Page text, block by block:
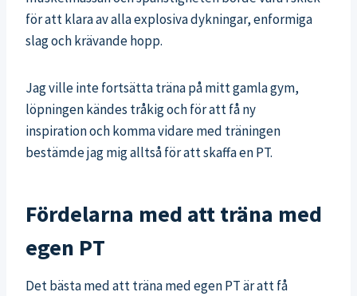
för att klara av alla explosiva dykningar, enformiga
slag och krävande hopp.
Jag ville inte fortsätta träna på mitt gamla gym,
löpningen kändes tråkig och för att få ny
inspiration och komma vidare med träningen
bestämde jag mig alltså för att skaffa en PT.
Fördelarna med att träna med
egen PT
Det bästa med att träna med egen PT är att få